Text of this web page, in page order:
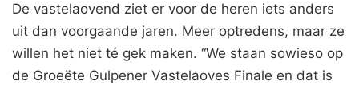
De vastelaovend ziet er voor de heren iets anders
uit dan voorgaande jaren. Meer optredens, maar ze
willen het niet té gek maken. “We staan sowieso op
de Groeëte Gulpener Vastelaoves Finale en dat is